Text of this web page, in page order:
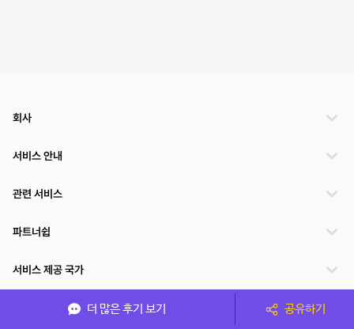
더 많은 후기 보기 공유하기
회사
서비스 안내
관련 서비스
파트너쉽
서비스 제공 국가